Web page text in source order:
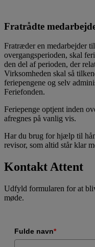
Fratrådte
Fratræder en medarbejder
overgangsperioden, skal
den del af perioden, der
Virksomheden skal så
feriepengene og selv
Feriefonden.
Feriepenge optjent inden
afregnes på vanlig vis.
Har du brug for hjælp til
revisor, som altid står klar
Kontakt Attent
Udfyld formularen for at
møde.
Fulde navn*